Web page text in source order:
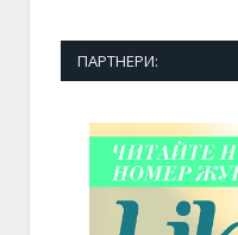
ПАРТНЕРИ: